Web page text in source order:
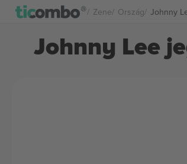
Zene Ország Johnny
Johnny Lee